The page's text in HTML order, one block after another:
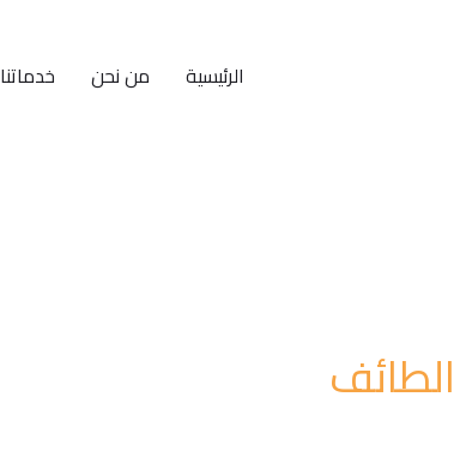
الرئيسية من نحن خدماتنا